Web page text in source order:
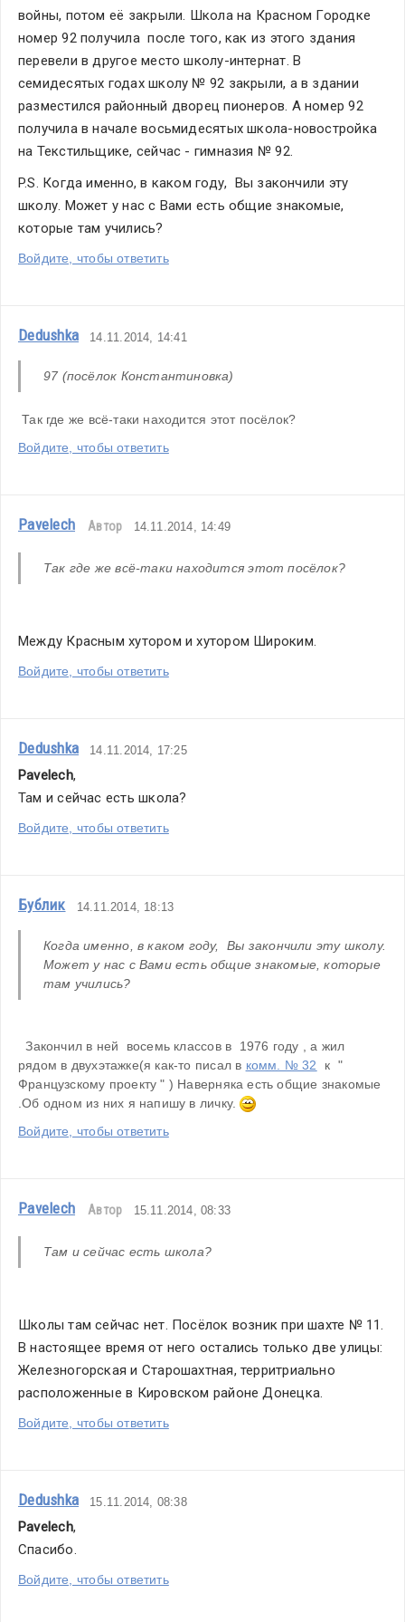
войны, потом её закрыли. Школа на Красном Городке
номер 92 получила  после того, как из этого здания
перевели в другое место школу-интернат. В
семидесятых годах школу № 92 закрыли, а в здании
разместился районный дворец пионеров. А номер 92
получила в начале восьмидесятых школа-новостройка
на Текстильщике, сейчас - гимназия № 92.
P.S. Когда именно, в каком году,  Вы закончили эту
школу. Может у нас с Вами есть общие знакомые,
которые там учились?
Войдите, чтобы ответить
Dedushka 14.11.2014, 14:41
97 (посёлок Константиновка)
Так где же всё-таки находится этот посёлок?
Войдите, чтобы ответить
Pavelech Автор 14.11.2014, 14:49
Так где же всё-таки находится этот посёлок?
Между Красным хутором и хутором Широким.
Войдите, чтобы ответить
Dedushka 14.11.2014, 17:25
Pavelech,
Там и сейчас есть школа?
Войдите, чтобы ответить
Бублик 14.11.2014, 18:13
Когда именно, в каком году,  Вы закончили эту школу.
Может у нас с Вами есть общие знакомые, которые
там учились?
Закончил в ней  восемь классов в  1976 году , а жил
рядом в двухэтажке(я как-то писал в комм. № 32
к  "
Французскому проекту " ) Наверняка есть общие знакомые
.Об одном из них я напишу в личку.
Войдите, чтобы ответить
Pavelech Автор 15.11.2014, 08:33
Там и сейчас есть школа?
Школы там сейчас нет. Посёлок возник при шахте № 11.
В настоящее время от него остались только две улицы:
Железногорская и Старошахтная, территриально
расположенные в Кировском районе Донецка.
Войдите, чтобы ответить
Dedushka 15.11.2014, 08:38
Pavelech,
Спасибо.
Войдите, чтобы ответить